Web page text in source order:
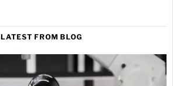
LATEST FROM BLOG